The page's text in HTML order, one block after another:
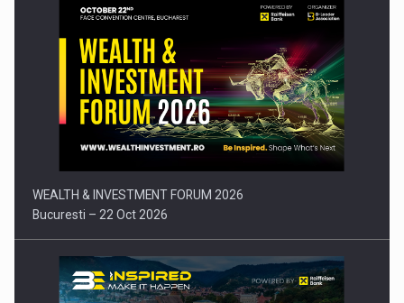
Comunicat de presa: Joburile part-time reincep sa intre pe…
WEALTH & INVESTMENT FORUM 2026
Bucuresti – 22 Oct 2026